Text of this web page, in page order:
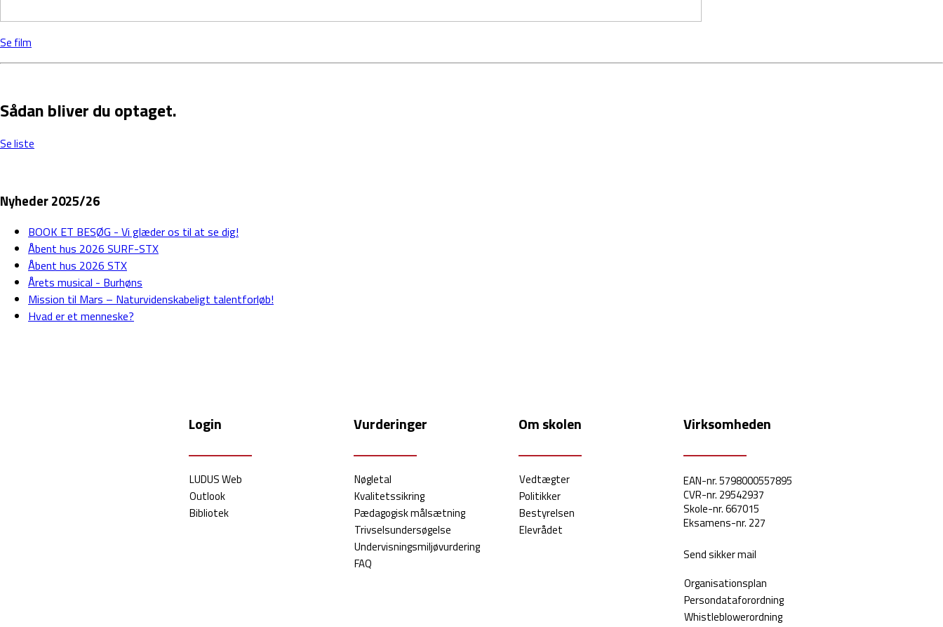
Se film
Sådan bliver du optaget.
Se liste
Nyheder 2025/26
BOOK ET BESØG - Vi glæder os til at se dig!
Åbent hus 2026 SURF-STX
Åbent hus 2026 STX
Årets musical - Burhøns
Mission til Mars – Naturvidenskabeligt talentforløb!
Hvad er et menneske?
Login
LUDUS Web
Outlook
Bibliotek
Vurderinger
Nøgletal
Kvalitetssikring
Pædagogisk målsætning
Trivselsundersøgelse
Undervisningsmiljøvurdering
FAQ
Om skolen
Vedtægter
Politikker
Bestyrelsen
Elevrådet
Virksomheden
EAN-nr. 5798000557895
CVR-nr. 29542937
Skole-nr. 667015
Eksamens-nr. 227
Send sikker mail
Organisationsplan
Persondataforordning
Whistleblowerordning